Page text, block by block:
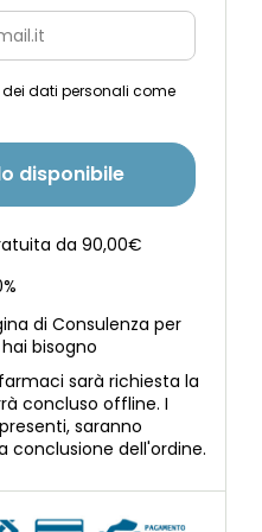
dati personali come
disponibile
da 90,00€
di Consulenza per
bisogno
sarà richiesta la
concluso offline. I
saranno
conclusione dell'ordine.